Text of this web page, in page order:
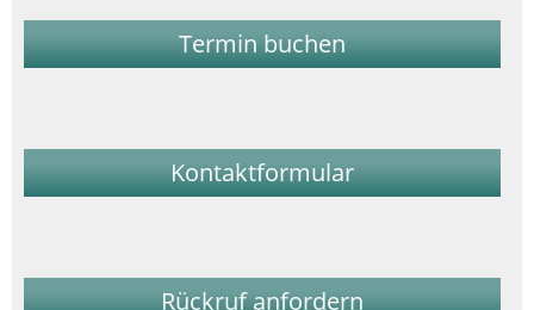
Termin buchen
Kontaktformular
Rückruf anfordern